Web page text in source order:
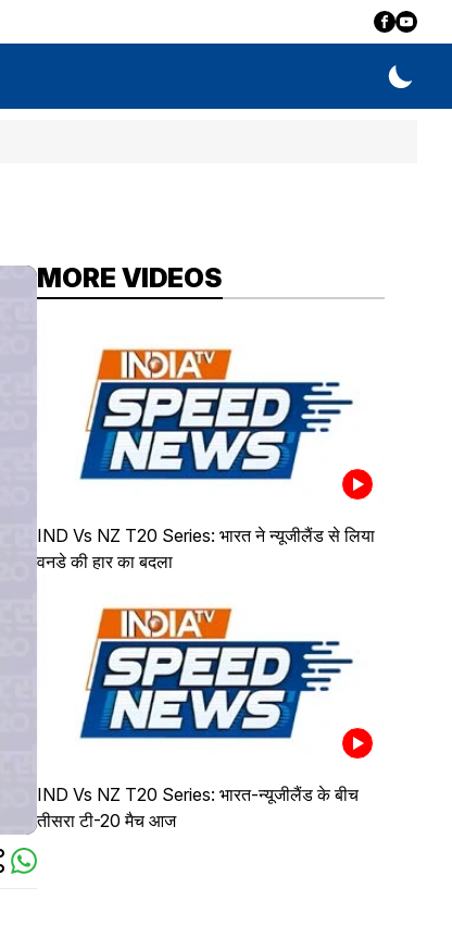
MORE VIDEOS
IND Vs NZ T20 Series: भारत ने न्यूजीलैंड से लिया
वनडे की हार का बदला
IND Vs NZ T20 Series: भारत-न्यूजीलैंड के बीच
तीसरा टी-20 मैच आज